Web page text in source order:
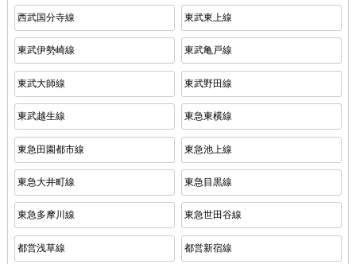
西武国分寺線 東武東上線
東武伊勢崎線 東武亀戸線
東武大師線 東武野田線
東武越生線 東急東横線
東急田園都市線 東急池上線
東急大井町線 東急目黒線
東急多摩川線 東急世田谷線
都営浅草線 都営新宿線